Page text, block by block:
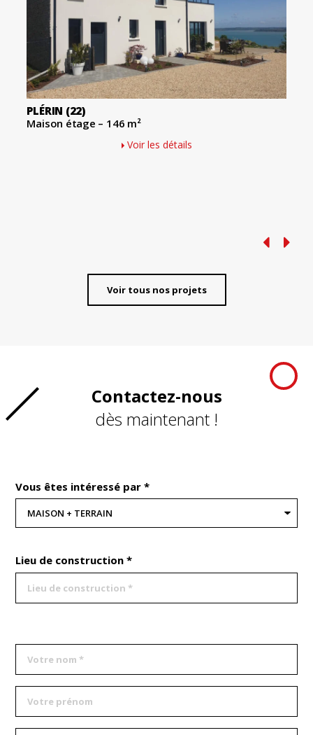
PLÉRIN (22)
Maison étage – 146 m²
Voir les détails
Voir tous nos projets
Contactez-nous
dès maintenant !
Vous êtes intéressé par *
Lieu de construction *